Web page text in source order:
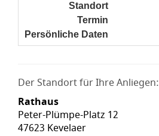
Standort
Termin
Persönliche Daten
Der Standort für Ihre Anliegen:
Rathaus
Peter-Plümpe-Platz 12
47623 Kevelaer